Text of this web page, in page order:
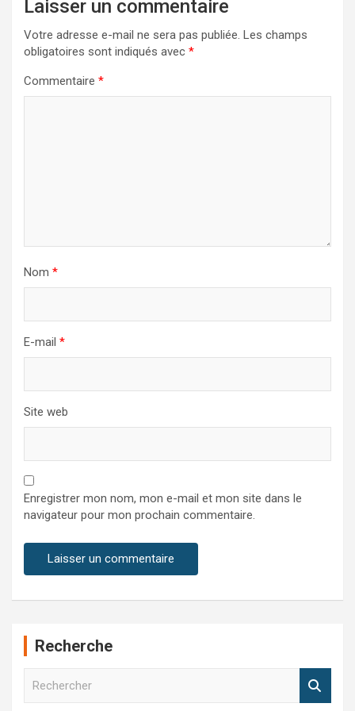
Laisser un commentaire
Votre adresse e-mail ne sera pas publiée. Les champs
obligatoires sont indiqués avec *
Commentaire *
Nom *
E-mail *
Site web
Enregistrer mon nom, mon e-mail et mon site dans le
navigateur pour mon prochain commentaire.
Recherche